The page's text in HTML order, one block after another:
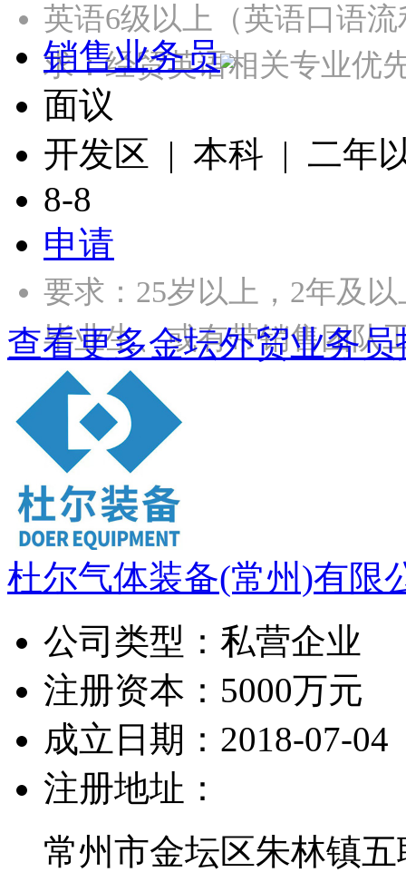
英语6级以上（英语口语
求：经贸英语相关专业
销售业务员
面议
开发区 | 本科 | 二年
8-8
申请
要求：25岁以上，2年及
毕业生、或有带销售团
查看更多金坛外贸业务
杜尔气体装备(常州)有限
公司类型： 私营企业
注册资本： 5000万元
成立日期： 2018-07-04
注册地址：
常州市金坛区朱林镇五